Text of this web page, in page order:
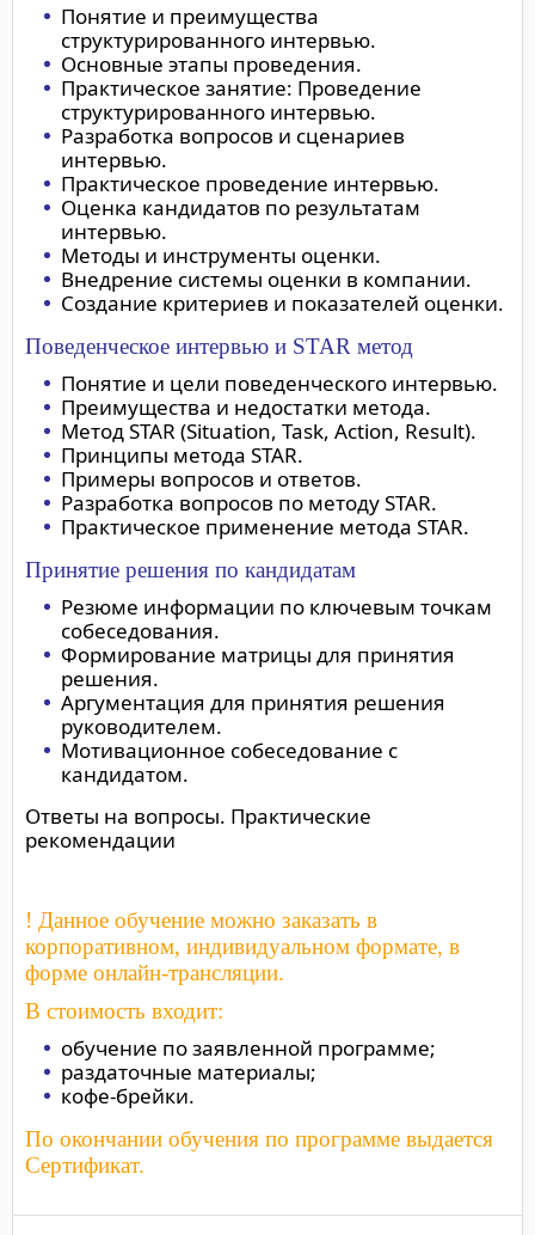
Понятие и преимущества
структурированного интервью.
Основные этапы проведения.
Практическое занятие: Проведение
структурированного интервью.
Разработка вопросов и сценариев
интервью.
Практическое проведение интервью.
Оценка кандидатов по результатам
интервью.
Методы и инструменты оценки.
Внедрение системы оценки в компании.
Создание критериев и показателей оценки.
Поведенческое интервью и STAR метод
Понятие и цели поведенческого интервью.
Преимущества и недостатки метода.
Метод STAR (Situation, Task, Action, Result).
Принципы метода STAR.
Примеры вопросов и ответов.
Разработка вопросов по методу STAR.
Практическое применение метода STAR.
Принятие решения по кандидатам
Резюме информации по ключевым точкам
собеседования.
Формирование матрицы для принятия
решения.
Аргументация для принятия решения
руководителем.
Мотивационное собеседование с
кандидатом.
Ответы на вопросы. Практические
рекомендации
! Данное обучение можно заказать в
корпоративном, индивидуальном формате, в
форме онлайн-трансляции.
В стоимость входит:
обучение по заявленной программе;
раздаточные материалы;
кофе-брейки.
По окончании обучения по программе выдается
Сертификат.